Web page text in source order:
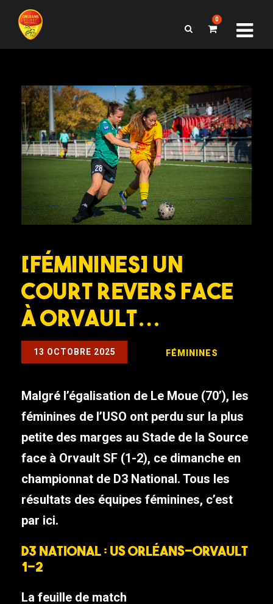
0
[FÉMININES] Un
court revers face
à Orvault…
13 OCTOBRE 2025 FÉMININES
Malgré l’égalisation de Le Moue (70’), les
féminines de l’USO ont perdu sur la plus
petite des marges au Stade de la Source
face à Orvault SF (1-2), ce dimanche en
championnat de D3 National. Tous les
résultats des équipes féminines, c’est
par ici.
D3 National : US Orléans-Orvault
1-2
La feuille de match